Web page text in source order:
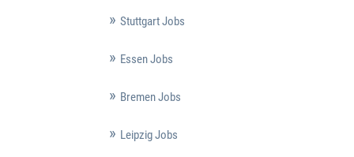
Stuttgart Jobs
Essen Jobs
Bremen Jobs
Leipzig Jobs